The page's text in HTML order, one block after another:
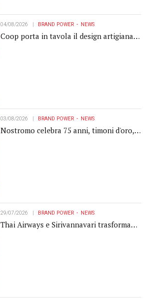
04/08/2026 BRAND POWER NEWS
Coop porta in tavola il design artigianale
03/08/2026 BRAND POWER NEWS
Nostromo celebra 75 anni, timoni d'oro,
29/07/2026 BRAND POWER NEWS
Thai Airways e Sirivannavari trasformano